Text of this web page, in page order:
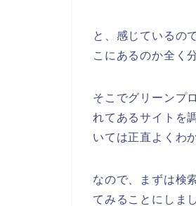
と、感じているの
こにあるのか全く
そこでグリーンプ
れてあるサイトを
いては正直よくわ
なので、まずは検
てみることにしま